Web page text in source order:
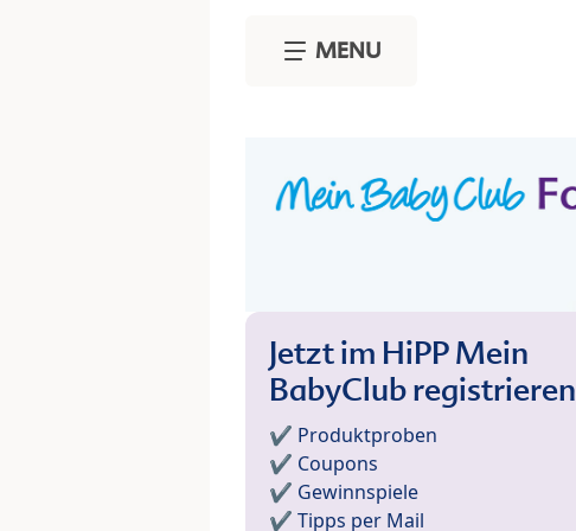
MENU
Jetzt im HiPP Mein
BabyClub registrieren
✔️ Produktproben
✔️ Coupons
✔️ Gewinnspiele
✔️ Tipps per Mail